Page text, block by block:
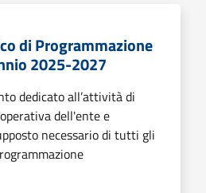
di Programmazione
2025-2027
dedicato all’attività di
dell'ente e
necessario di tutti gli